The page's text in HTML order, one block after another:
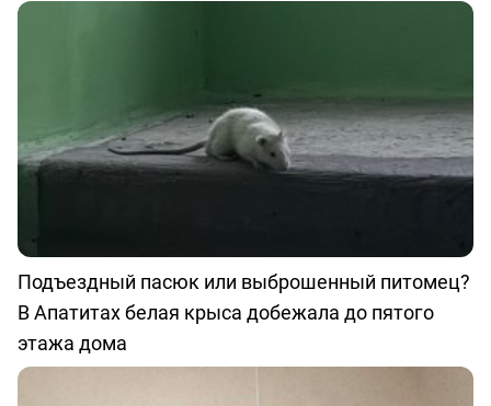
Подъездный пасюк или выброшенный питомец?
В Апатитах белая крыса добежала до пятого
этажа дома